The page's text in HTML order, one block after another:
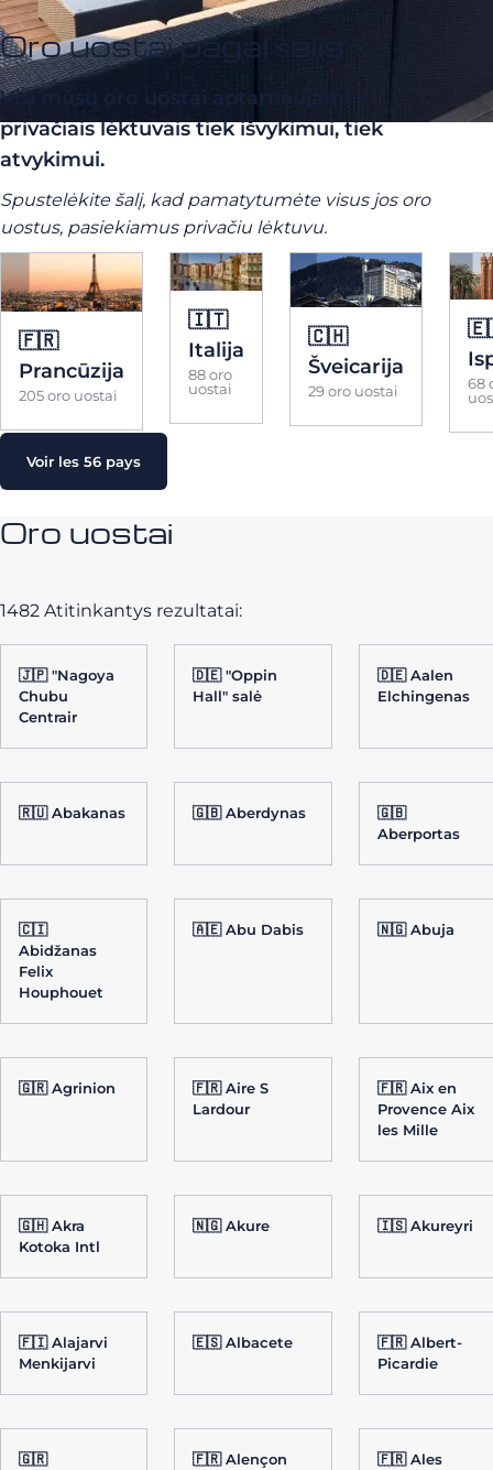
Oro uostai pagal šalis
Visi mūsų oro uostai aptarnaujami
privačiais lėktuvais tiek išvykimui, tiek
atvykimui.
Spustelėkite šalį, kad pamatytumėte visus jos oro
uostus, pasiekiamus privačiu lėktuvu.
🇫🇷
Prancūzija
205 oro uostai
🇮🇹
Italija
88 oro
uostai
🇨🇭
Šveicarija
29 oro uostai
68
Voir les 56 pays
Oro uostai
1482 Atitinkantys rezultatai:
🇯🇵 "Nagoya
Chubu
Centrair
🇩🇪 "Oppin
Hall" salė
🇩🇪 Aalen
Elchingenas
🇷🇺 Abakanas 🇬🇧 Aberdynas
🇬🇧
Aberportas
🇨🇮
Abidžanas
Felix
Houphouet
🇦🇪 Abu Dabis 🇳🇬 Abuja
🇬🇷 Agrinion
🇫🇷 Aire S
Lardour
🇫🇷 Aix en
Provence Aix
les Mille
🇬🇭 Akra
Kotoka Intl
🇳🇬 Akure 🇮🇸 Akureyri
🇫🇮 Alajarvi
Menkijarvi
🇪🇸 Albacete
🇫🇷 Albert-
Picardie
🇬🇷
🇫🇷 Alençon
🇫🇷 Ales